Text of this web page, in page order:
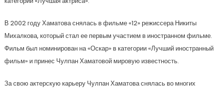
В 2002 году Хаматова снялась в фильме «12» режиссера Никиты
Михалкова, который стал ее первым участием в иностранном фильме.
Фильм был номинирован на «Оскар» в категории «Лучший иностранный
фильм» и принес Чулпан Хаматовой мировую известность.
За свою актерскую карьеру Чулпан Хаматова снялась во многих